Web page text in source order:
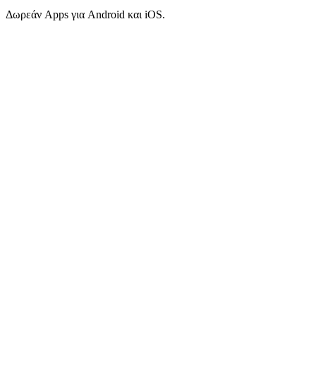
Δωρεάν Apps για Android και iOS.